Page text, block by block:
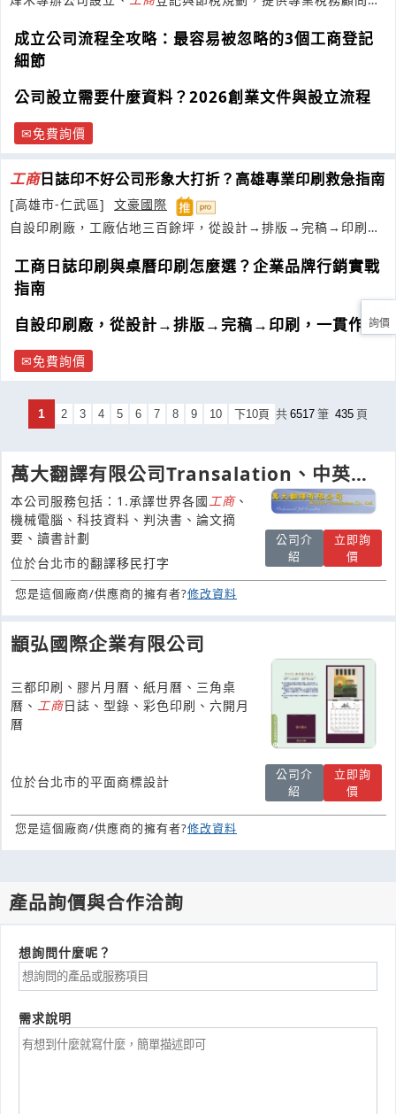
成立公司流程全攻略：最容易被忽略的3個工商登記
細節
公司設立需要什麼資料？2026創業文件與設立流程
免費詢價
工商日誌印不好公司形象大打折？高雄專業印刷救急指南
[高雄市-仁武區]
文豪國際
自設印刷廠，工廠佔地三百餘坪，從設計→排版→完稿→印刷，
工商日誌印刷與桌曆印刷怎麼選？企業品牌行銷實戰
指南
自設印刷廠，從設計→排版→完稿→印刷，一貫作業
免費詢價
1 2 3 4 5 6 7 8 9 10 下10頁 共 6517 筆 435 頁
萬大翻譯有限公司Transalation、中英文
專業翻譯、判決書翻譯
本公司服務包括：1.承譯世界各國 工商、
機械電腦、科技資料、判決書、論文摘
要、讀書計劃
位於台北市的翻譯移民打字
公司介
紹
立即詢
價
您是這個廠商/供應商的擁有者?修改資料
顓弘國際企業有限公司
三都印刷、膠片月曆、紙月曆、三角桌
曆、 工商日誌、型錄、彩色印刷、六開月
曆
位於台北市的平面商標設計
公司介
紹
立即詢
價
您是這個廠商/供應商的擁有者?修改資料
產品詢價與合作洽詢
想詢問什麼呢？
需求說明
詢價